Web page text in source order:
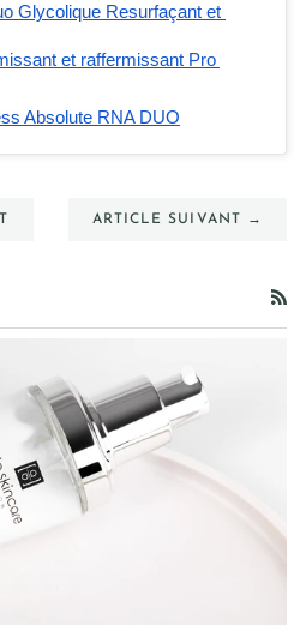
Glycolique Resurfaçant et
et raffermissant Pro
Absolute RNA DUO
ARTICLE SUIVANT →